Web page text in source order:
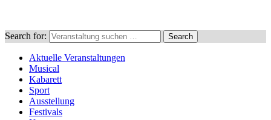
Search for: Search
Aktuelle Veranstaltungen
Musical
Kabarett
Sport
Ausstellung
Festivals